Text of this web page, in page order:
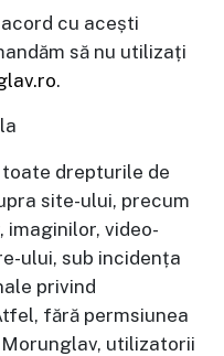
cu acești
să nu utilizați
.
drepturile de
site-ului, precum
imaginilor, video-
ului, sub incidența
privind
fără permsiunea
utilizatorii